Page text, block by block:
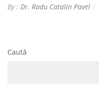
By : Dr. Radu Catalin Pavel
Caută